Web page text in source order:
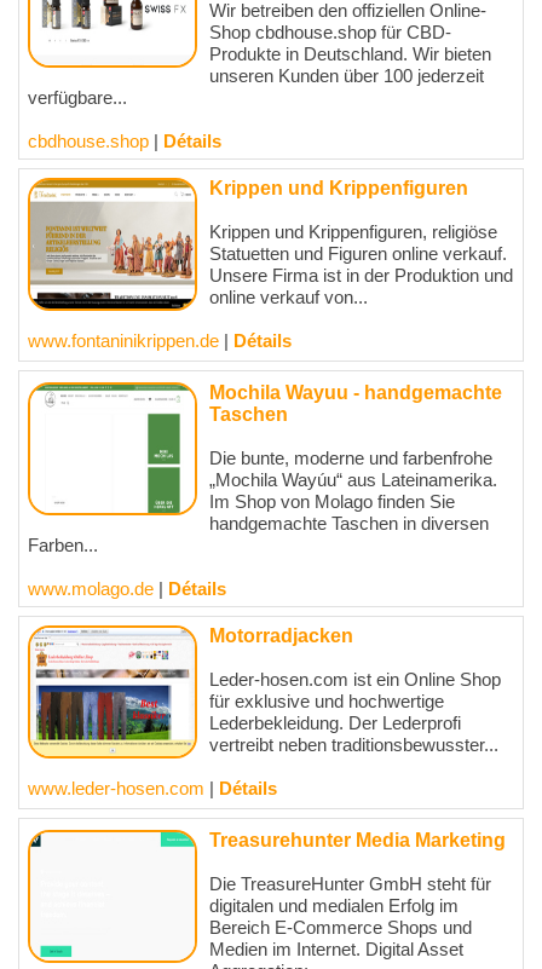
Wir betreiben den offiziellen Online-
Shop cbdhouse.shop für CBD-
Produkte in Deutschland. Wir bieten
unseren Kunden über 100 jederzeit
verfügbare...
cbdhouse.shop Détails
Krippen und Krippenfiguren
Krippen und Krippenfiguren, religiöse
Statuetten und Figuren online verkauf.
Unsere Firma ist in der Produktion und
online verkauf von...
www.fontaninikrippen.de Détails
Mochila Wayuu - handgemachte
Taschen
Die bunte, moderne und farbenfrohe
„Mochila Wayúu“ aus Lateinamerika.
Im Shop von Molago finden Sie
handgemachte Taschen in diversen
Farben...
www.molago.de Détails
Motorradjacken
Leder-hosen.com ist ein Online Shop
für exklusive und hochwertige
Lederbekleidung. Der Lederprofi
vertreibt neben traditionsbewusster...
www.leder-hosen.com Détails
Treasurehunter Media Marketing
Die TreasureHunter GmbH steht für
digitalen und medialen Erfolg im
Bereich E-Commerce Shops und
Medien im Internet. Digital Asset